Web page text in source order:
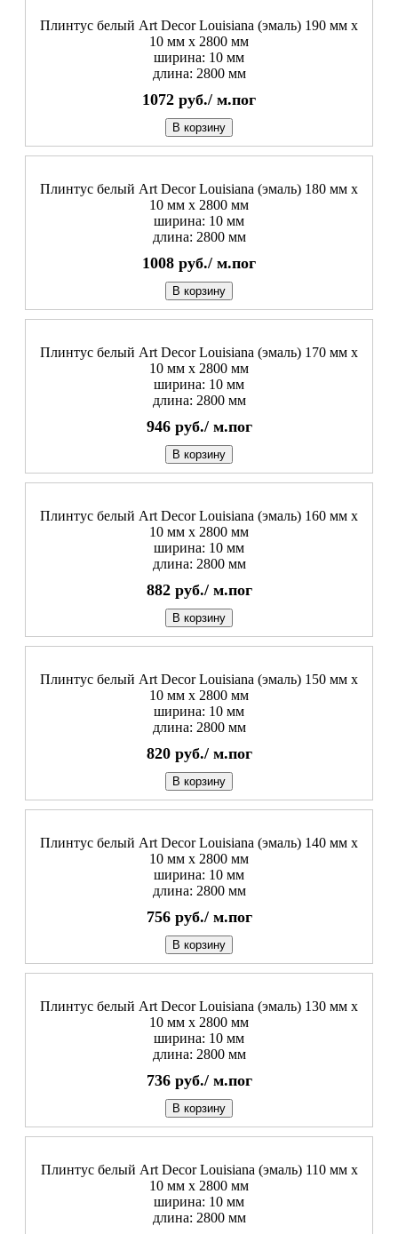
Плинтус белый Art Decor Louisiana (эмаль) 190 мм х
10 мм х 2800 мм
ширина: 10 мм
длина: 2800 мм
1072 руб./ м.пог
В корзину
Плинтус белый Art Decor Louisiana (эмаль) 180 мм х
10 мм х 2800 мм
ширина: 10 мм
длина: 2800 мм
1008 руб./ м.пог
В корзину
Плинтус белый Art Decor Louisiana (эмаль) 170 мм х
10 мм х 2800 мм
ширина: 10 мм
длина: 2800 мм
946 руб./ м.пог
В корзину
Плинтус белый Art Decor Louisiana (эмаль) 160 мм х
10 мм х 2800 мм
ширина: 10 мм
длина: 2800 мм
882 руб./ м.пог
В корзину
Плинтус белый Art Decor Louisiana (эмаль) 150 мм х
10 мм х 2800 мм
ширина: 10 мм
длина: 2800 мм
820 руб./ м.пог
В корзину
Плинтус белый Art Decor Louisiana (эмаль) 140 мм х
10 мм х 2800 мм
ширина: 10 мм
длина: 2800 мм
756 руб./ м.пог
В корзину
Плинтус белый Art Decor Louisiana (эмаль) 130 мм х
10 мм х 2800 мм
ширина: 10 мм
длина: 2800 мм
736 руб./ м.пог
В корзину
Плинтус белый Art Decor Louisiana (эмаль) 110 мм х
10 мм х 2800 мм
ширина: 10 мм
длина: 2800 мм